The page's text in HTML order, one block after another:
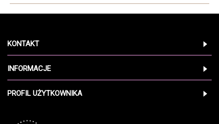
KONTAKT
INFORMACJE
PROFIL UŻYTKOWNIKA